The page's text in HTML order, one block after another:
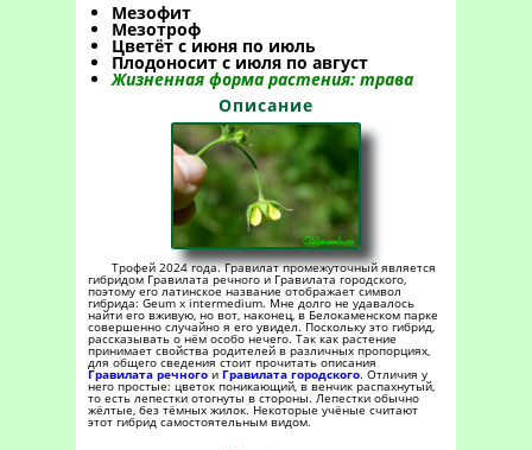
Мезофит
Мезотроф
Цветёт с июня по июль
Плодоносит с июля по август
Жизненная форма растения: трава
Описание
Трофей 2024 года. Гравилат промежуточный является
гибридом Гравилата речного и Гравилата городского,
поэтому его латинское название отображает символ
гибрида: Geum x intermedium. Мне долго не удавалось
найти его вживую, но вот, наконец, в Белокаменском парке
совершенно случайно я его увидел. Поскольку это гибрид,
рассказывать о нём особо нечего. Так как растение
принимает свойства родителей в различных пропорциях,
для общего сведения стоит прочитать описания
Гравилата речного и Гравилата городского. Отличия у
него простые: цветок поникающий, в венчик распахнутый,
то есть лепестки отогнуты в стороны. Лепестки обычно
жёлтые, без тёмных жилок. Некоторые учёные считают
этот гибрид самостоятельным видом.